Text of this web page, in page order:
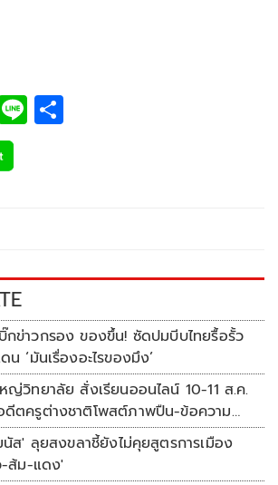
Li
ข่าวกรอง ของขึ้น! ซัดปมบีบไทยรื้อรั้ว
น ‘มันเรื่องอะไรของมึง’
ญ่วิทยาลัย สั่งเรียนออนไลน์ 10-11 ส.ค.
ดีตครูต่างชาติโพสต์ภาพปืน-ข้อความ
นัส' ลุยสงขลาชี้ยังไม่คุยสูตรการเมือง
-ส้ม-แดง'